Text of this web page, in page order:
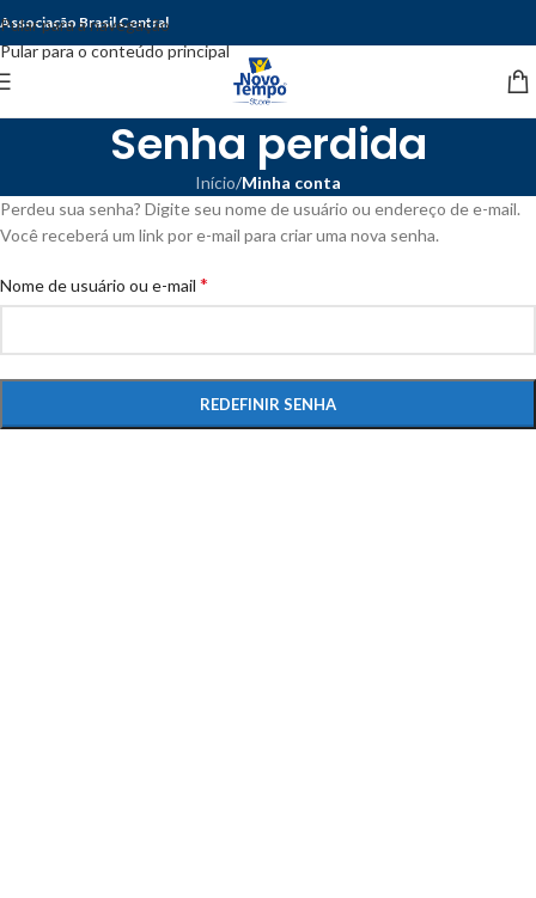
Pular para a navegação
Pular para o conteúdo principal
Associação Brasil Central
Senha perdida
Início/Minha conta
Perdeu sua senha? Digite seu nome de usuário ou endereço de e-mail.
Você receberá um link por e-mail para criar uma nova senha.
Nome de usuário ou e-mail *
REDEFINIR SENHA